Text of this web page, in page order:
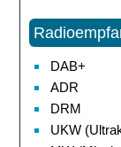
DAB+
ADR
DRM
UKW